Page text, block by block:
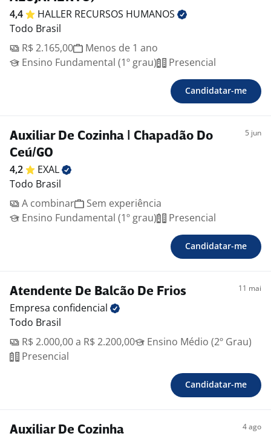
4,4 HALLER RECURSOS HUMANOS
Todo Brasil
R$ 2.165,00
Menos de 1 ano
Ensino Fundamental (1º grau)
Presencial
Candidatar-me
Auxiliar De Cozinha | Chapadão Do
Ceú/GO
5 jun
4,2
EXAL
Todo Brasil
A combinar
Sem experiência
Ensino Fundamental (1º grau)
Presencial
Candidatar-me
Atendente De Balcão De Frios 11 mai
Empresa confidencial
Todo Brasil
R$ 2.000,00 a R$ 2.200,00
Ensino Médio (2º Grau)
Presencial
Candidatar-me
Auxiliar De Cozinha 4 ago